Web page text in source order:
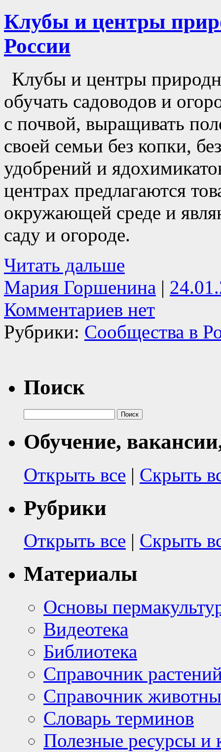
Клубы и центры
России
Клубы и центры
обучать садоводов и
с почвой, выращивать
своей семьи без копки,
удобрений и
центрах предлагаются
окружающей среде и
саду и огороде.
Читать дальше
Мария Горшенина |
Комментариев нет
Рубрики: Сообщества в
Поиск
Обучение,
Открыть все | Скрыть
Рубрики
Открыть все | Скрыть
Материалы
Основы
Видеотека
Библиотека
Справочник
Справочник
Словарь терминов
Полезные ресурсы и